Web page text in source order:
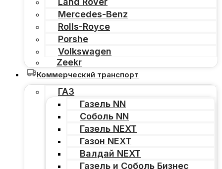
Mercedes-Benz
Rolls-Royce
Porshe
Volkswagen
Zeekr
Коммерческий транспорт
ГАЗ
Газель NN
Соболь NN
Газель NEXT
Газон NEXT
Валдай NEXT
Газель и Соболь Бизнес